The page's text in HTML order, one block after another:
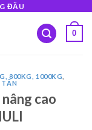
ĐẦU
0
800KG, 1000KG
TẤN
cao